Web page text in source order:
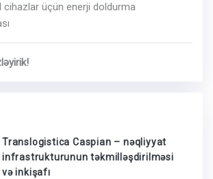
cihazlar üçün enerji doldurma
Translogistica Caspian – nəqliyyat
infrastrukturunun təkmilləşdirilməsi
və inkişafı